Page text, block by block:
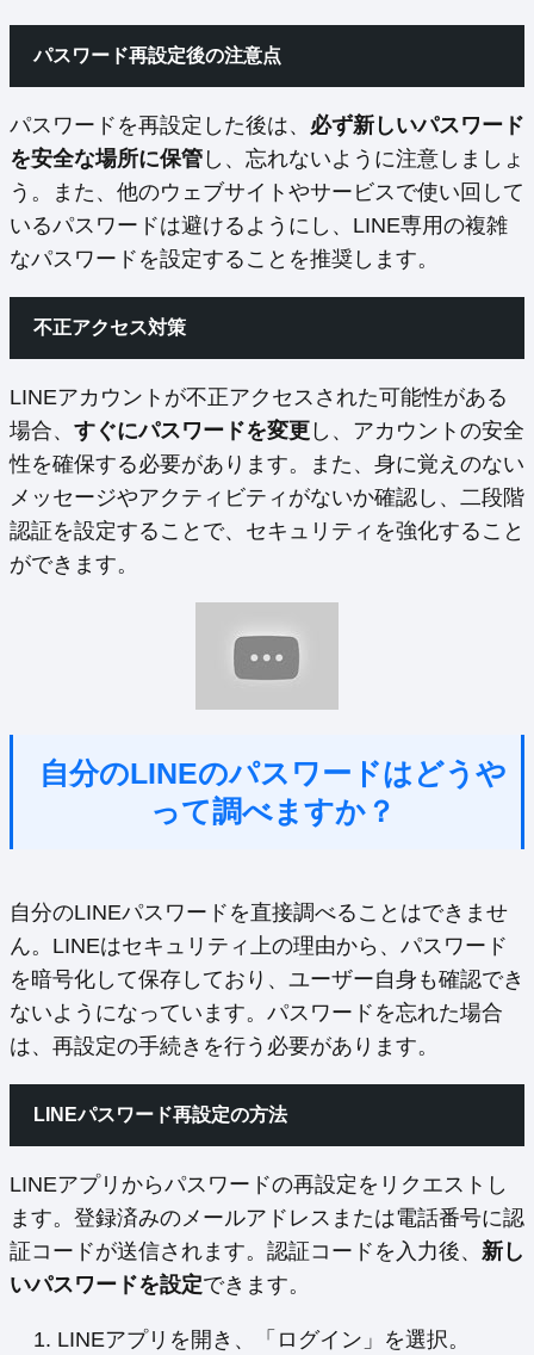
パスワード再設定後の注意点
パスワードを再設定した後は、 必ず新しいパスワード
を安全な場所に保管 し、忘れないように注意しましょ
う。また、他のウェブサイトやサービスで使い回して
いるパスワードは避けるようにし、LINE専用の複雑
なパスワードを設定することを推奨します。
不正アクセス対策
LINEアカウントが不正アクセスされた可能性がある
場合、 すぐにパスワードを変更 し、アカウントの安全
性を確保する必要があります。また、身に覚えのない
メッセージやアクティビティがないか確認し、二段階
認証を設定することで、セキュリティを強化すること
ができます。
自分のLINEのパスワードはどうや
って調べますか？
自分のLINEパスワードを直接調べることはできませ
ん。LINEはセキュリティ上の理由から、パスワード
を暗号化して保存しており、ユーザー自身も確認でき
ないようになっています。パスワードを忘れた場合
は、再設定の手続きを行う必要があります。
LINEパスワード再設定の方法
LINEアプリからパスワードの再設定をリクエストし
ます。登録済みのメールアドレスまたは電話番号に認
証コードが送信されます。認証コードを入力後、 新し
いパスワードを設定できます。
LINEアプリを開き、「ログイン」を選択。